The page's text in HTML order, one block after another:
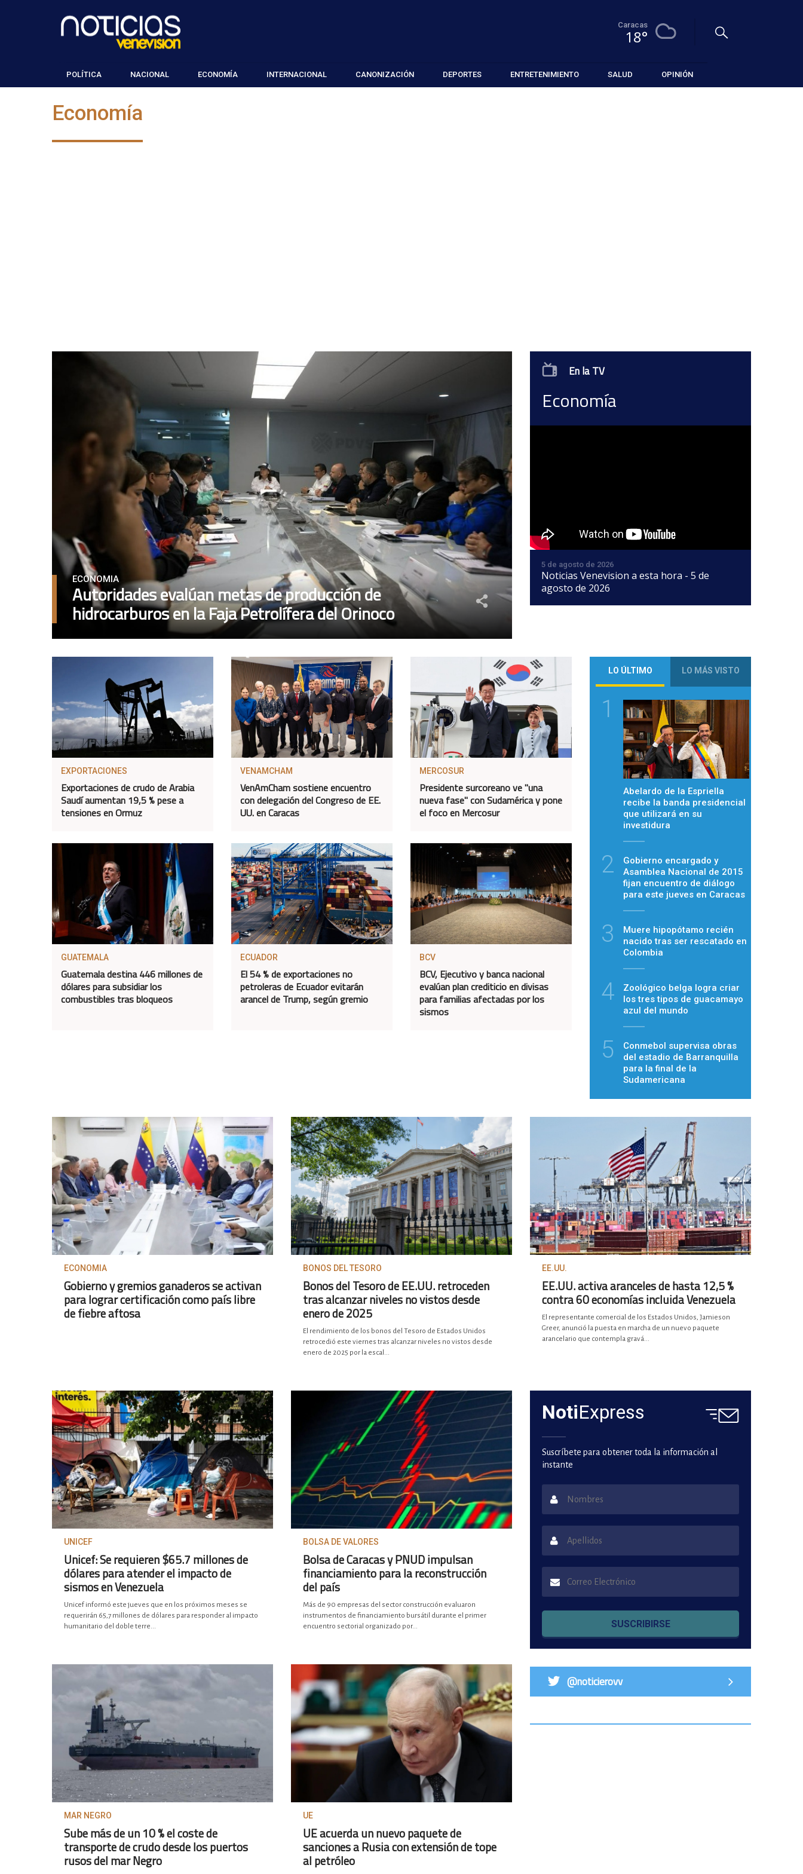
Caracas
18°
POLÍTICA NACIONAL ECONOMÍA INTERNACIONAL CANONIZACIÓN DEPORTES ENTRETENIMIENTO SALUD OPINIÓN
Economía
ECONOMIA
Autoridades evalúan metas de producción de
hidrocarburos en la Faja Petrolífera del Orinoco
En la TV
Economía
5 de agosto de 2026
Noticias Venevision a esta hora - 5 de
agosto de 2026
EXPORTACIONES
Exportaciones de crudo de Arabia
Saudí aumentan 19,5 % pese a
tensiones en Ormuz
VENAMCHAM
VenAmCham sostiene encuentro
con delegación del Congreso de EE.
UU. en Caracas
MERCOSUR
Presidente surcoreano ve "una
nueva fase" con Sudamérica y pone
el foco en Mercosur
GUATEMALA
Guatemala destina 446 millones de
dólares para subsidiar los
combustibles tras bloqueos
ECUADOR
El 54 % de exportaciones no
petroleras de Ecuador evitarán
arancel de Trump, según gremio
BCV
BCV, Ejecutivo y banca nacional
evalúan plan crediticio en divisas
para familias afectadas por los
sismos
LO ÚLTIMO LO MÁS VISTO
1
Abelardo de la Espriella
recibe la banda presidencial
que utilizará en su
investidura
2
Gobierno encargado y
Asamblea Nacional de 2015
fijan encuentro de diálogo
para este jueves en Caracas
3
Muere hipopótamo recién
nacido tras ser rescatado en
Colombia
4
Zoológico belga logra criar
los tres tipos de guacamayo
azul del mundo
5
Conmebol supervisa obras
del estadio de Barranquilla
para la final de la
Sudamericana
ECONOMIA
Gobierno y gremios ganaderos se activan
para lograr certificación como país libre
de fiebre aftosa
BONOS DEL TESORO
Bonos del Tesoro de EE.UU. retroceden
tras alcanzar niveles no vistos desde
enero de 2025
El rendimiento de los bonos del Tesoro de Estados Unidos
retrocedió este viernes tras alcanzar niveles no vistos desde
enero de 2025 por la escal...
EE.UU.
EE.UU. activa aranceles de hasta 12,5 %
contra 60 economías incluida Venezuela
El representante comercial de los Estados Unidos, Jamieson
Greer, anunció la puesta en marcha de un nuevo paquete
arancelario que contempla gravá...
UNICEF
Unicef: Se requieren $65.7 millones de
dólares para atender el impacto de
sismos en Venezuela
Unicef informó este jueves que en los próximos meses se
requerirán 65,7 millones de dólares para responder al impacto
humanitario del doble terre...
BOLSA DE VALORES
Bolsa de Caracas y PNUD impulsan
financiamiento para la reconstrucción
del país
Más de 90 empresas del sector construcción evaluaron
instrumentos de financiamiento bursátil durante el primer
encuentro sectorial organizado por...
MAR NEGRO
Sube más de un 10 % el coste de
transporte de crudo desde los puertos
rusos del mar Negro
UE
UE acuerda un nuevo paquete de
sanciones a Rusia con extensión de tope
al petróleo
NotiExpress
Suscríbete para obtener toda la información al
instante
SUSCRIBIRSE
@noticierovv